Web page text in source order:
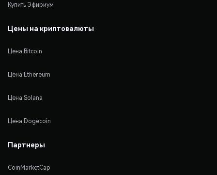
Купить Эфириум
Цены на криптовалюты
Цена Bitcoin
Цена Ethereum
Цена Solana
Цена Dogecoin
Партнеры
CoinMarketCap